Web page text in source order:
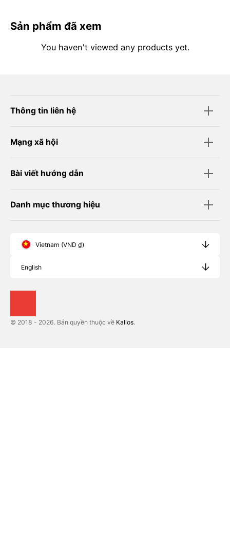
Sản phẩm đã xem
You haven't viewed any products yet.
Thông tin liên hệ
Mạng xã hội
Bài viết hướng dẫn
Danh mục thương hiệu
Vietnam (VND ₫)
English
© 2018 - 2026. Bản quyền thuộc về Kallos.